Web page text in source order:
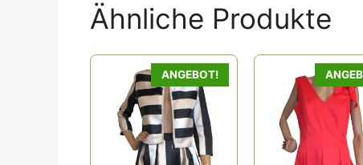
Ähnliche Produkte
ANGEBOT!